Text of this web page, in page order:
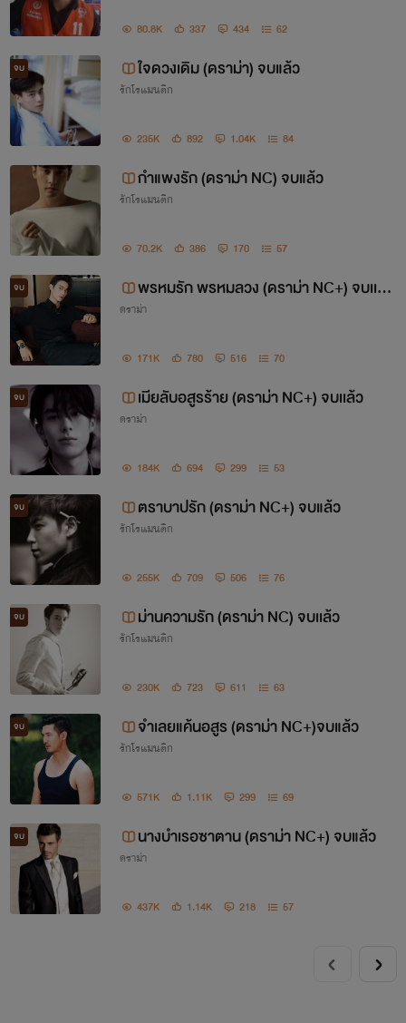
3. นางบำเรอซาตาน(ดราม่า NC) มี E-Book
4. จำเลยเเค้นอสูร (ดราม่า NC) มี E-Book
5. ดวงใจที่ถูกลืม
6. เมียรักษาการ (ดราม่า NC) มี E-Book
7. เมียบ้านไร่ (ดราม่า) มี E-Book(best seller)
8. เมีย(ไร้)รัก
9. เมียลับอสูร้าย (ดราม่า NC)มี E-Book
10. ม่านความรัก (ดราม่า NC) มี E-Book
11. ใจดวงเดิม (ดราม่า) มี E-Book
12. ตราบาปรัก (ดราม่า NC) มี E-Book
13. พรหมรัก พรหมลวง(ดราม่า NC)มี E-Book
14. กำเเพงรัก (ดราม่า NC) มี E-Book
16. เมีย(ไม่)ปรารถนา (ดราม่า NC ) มี E-Book(best seller)
ดอกฟ้าซาตาน (ดราม่า NC)
19. ปฏิบัติการล่ารัก (ดราม่า NC)
* E-Book มีเฉพาะในเว็บไซต์ MEB และธัญวลัยจร้า
นิยายกำลังอัพในธัญวลัย
20. ปรารถนารักเพียงเธอ
21. เถื่อนรักจอมมาร (ดราม่า NC)
80.8K 337 434 62
จบ ใจดวงเดิม (ดราม่า) จบแล้ว
รักโรแมนติก
235K 892 1.04K 84
กำแพงรัก (ดราม่า NC) จบแล้ว
รักโรแมนติก
70.2K 386 170 57
จบ
พรหมรัก พรหมลวง (ดราม่า NC+) จบเเล้
ว
ดราม่า
171K 780 516 70
จบ เมียลับอสูรร้าย (ดราม่า NC+) จบเเล้ว
ดราม่า
184K 694 299 53
จบ ตราบาปรัก (ดราม่า NC+) จบแล้ว
รักโรแมนติก
255K 709 506 76
จบ ม่านความรัก (ดราม่า NC) จบเเล้ว
รักโรแมนติก
230K 723 611 63
จบ จำเลยแค้นอสูร (ดราม่า NC+)จบแล้ว
รักโรแมนติก
571K 1.11K 299 69
จบ นางบำเรอซาตาน (ดราม่า NC+) จบแล้ว
ดราม่า
437K 1.14K 218 57